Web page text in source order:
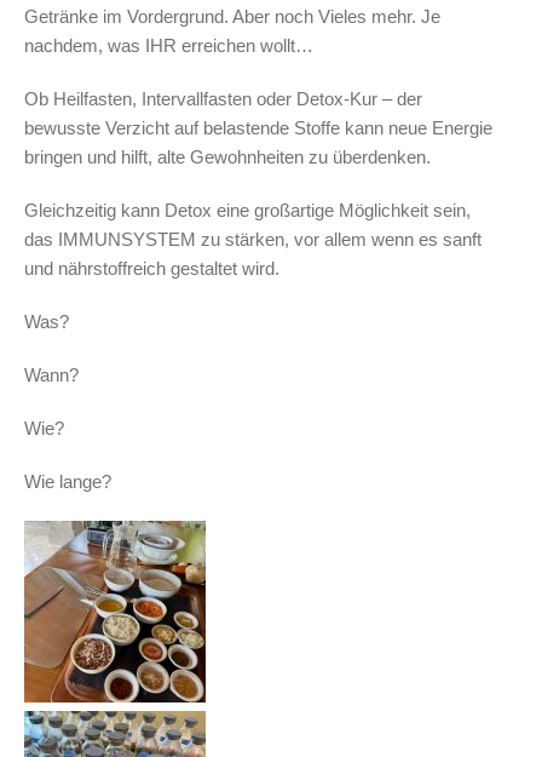
Getränke im Vordergrund. Aber noch Vieles mehr. Je
nachdem, was IHR erreichen wollt…
Ob Heilfasten, Intervallfasten oder Detox-Kur – der
bewusste Verzicht auf belastende Stoffe kann neue Energie
bringen und hilft, alte Gewohnheiten zu überdenken.
Gleichzeitig kann Detox eine großartige Möglichkeit sein,
das IMMUNSYSTEM zu stärken, vor allem wenn es sanft
und nährstoffreich gestaltet wird.
Was?
Wann?
Wie?
Wie lange?